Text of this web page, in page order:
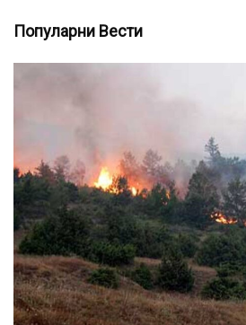
Популарни Вести